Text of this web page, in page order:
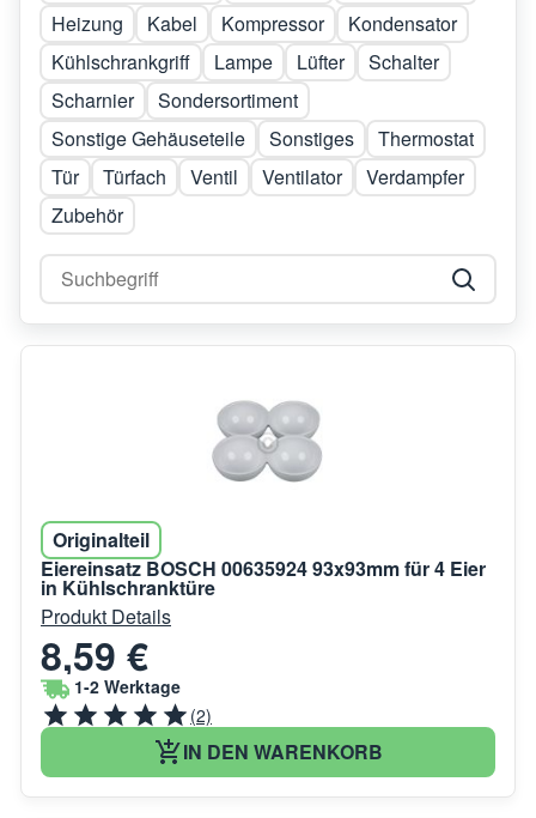
Heizung
Kabel Kompressor
Kondensator
Kühlschrankgriff
Lampe Lüfter
Schalter
Scharnier
Sondersortiment
Sonstige Gehäuseteile
Sonstiges
Thermostat
Tür
Türfach Ventil Ventilator
Verdampfer
Zubehör
Originalteil
Eiereinsatz BOSCH 00635924 93x93mm für 4 Eier
in Kühlschranktüre
Produkt Details
8,59 €
1-2 Werktage
(2)
IN DEN WARENKORB